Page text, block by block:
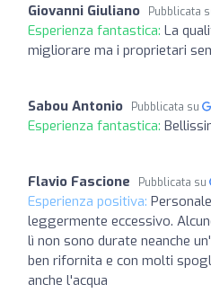
Giovanni Giuliano Pubblicata
Esperienza fantastica: La
migliorare ma i proprietari
Sabou Antonio Pubblicata su
Esperienza fantastica:
Flavio Fascione Pubblicata su
Esperienza positiva:
leggermente eccessivo.
lì non sono durate neanche
ben rifornita e con molti
anche l'acqua